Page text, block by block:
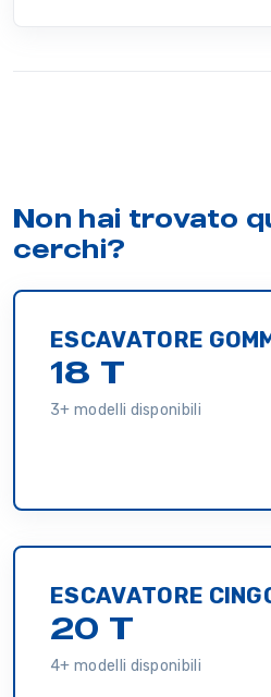
Non hai trovato
cerchi?
ESCAVATORE
18 T
3+ modelli disponibili
ESCAVATORE
20 T
4+ modelli disponibili